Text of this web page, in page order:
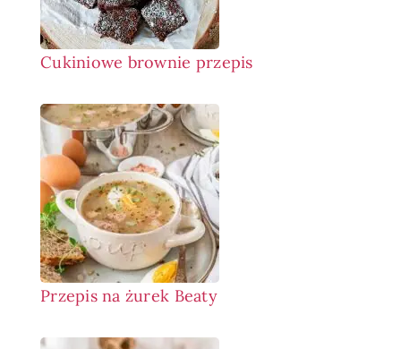
Cukiniowe brownie przepis
Przepis na żurek Beaty